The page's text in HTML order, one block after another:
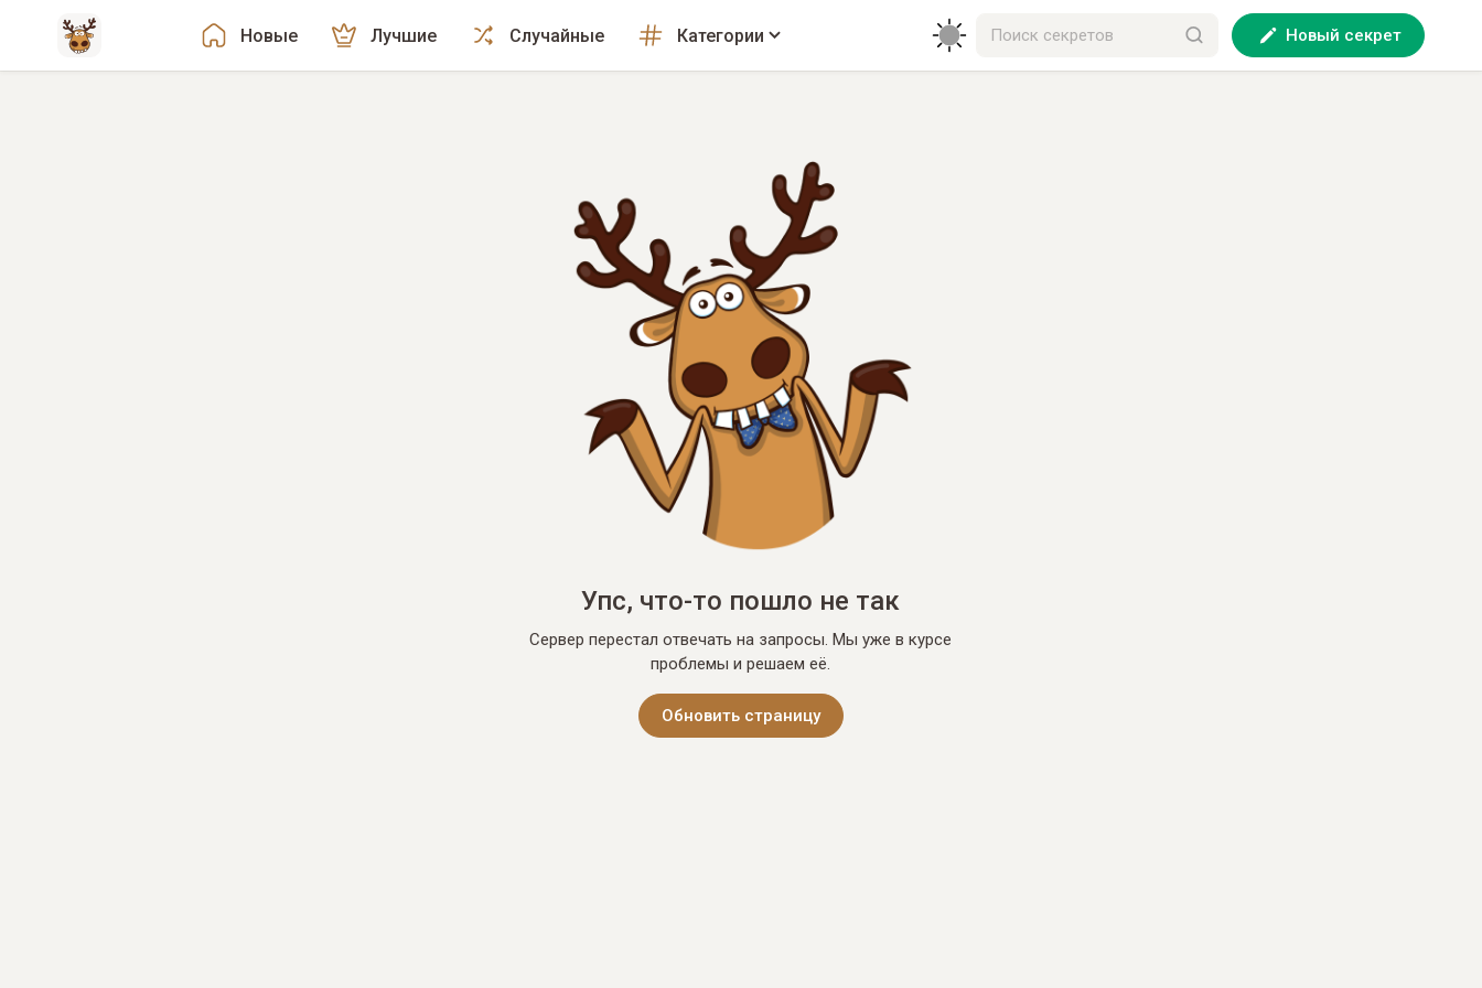
Новые Лучшие Случайные Категории Новый секрет
Упс, что-то пошло не так
Сервер перестал отвечать на запросы. Мы уже в курсе
проблемы и решаем её.
Обновить страницу